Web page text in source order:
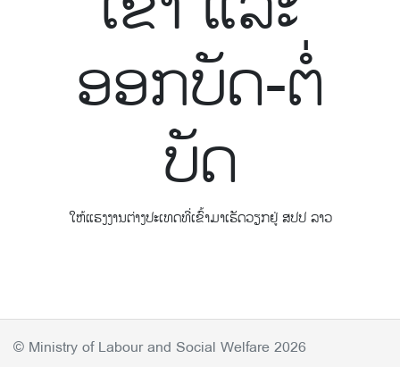
ອອກບັດ-ຕໍ່
ບັດ
ໃຫ້ແຮງງານຕ່າງປະເທດທີ່ເຂົ້າມາເຮັດວຽກຢູ່ ສປປ ລາວ
© Ministry of Labour and Social Welfare 2026